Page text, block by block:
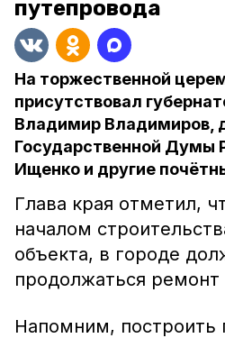
путепровода
На торжественной
присутствовал
Владимир Владимиров,
Государственной Думы
Ищенко и другие
Глава края отметил,
началом
объекта, в городе
продолжаться ремонт
Напомним, построить